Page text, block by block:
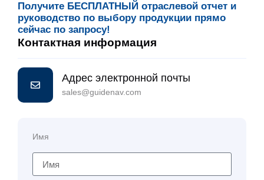
Получите БЕСПЛАТНЫЙ отраслевой отчет и
руководство по выбору продукции прямо
сейчас по запросу!
Контактная информация
Адрес электронной почты
sales@guidenav.com
Имя